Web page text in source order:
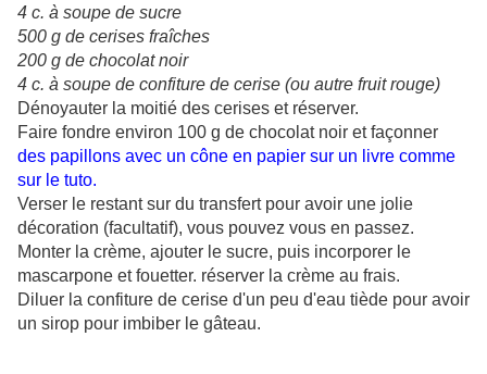
4 c. à soupe de sucre
500 g de cerises fraîches
200 g de chocolat noir
4 c. à soupe de confiture de cerise (ou autre fruit rouge)
Dénoyauter la moitié des cerises et réserver.
Faire fondre environ 100 g de chocolat noir et façonner
des papillons avec un cône en papier sur un livre comme
sur le tuto.
Verser le restant sur du transfert pour avoir une jolie
décoration (facultatif), vous pouvez vous en passez.
Monter la crème, ajouter le sucre, puis incorporer le
mascarpone et fouetter. réserver la crème au frais.
Diluer la confiture de cerise d'un peu d'eau tiède pour avoir
un sirop pour imbiber le gâteau.